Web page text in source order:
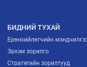
БИДНИЙ ТУХАЙ
Ерөнхийлөгчийн
Эрхэм зорилго
Стратегийн зорилтууд